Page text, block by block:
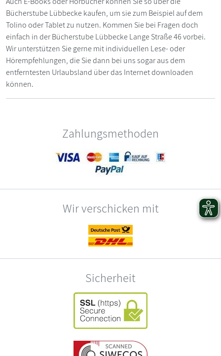
Bücherstube Lübbecke kaufen, um sie zum Beispiel auf dem
Tolino oder Tablet zu nutzen. Kommen Sie bei Fragen doch
einfach in der Bücherstube Lübbecke Lange Straße 46 vorbei.
Wir unterstützen Sie gerne mit individuellen Lese- oder
Hörempfehlungen, die Sie dann bei uns sogar aus dem
entferntesten Urlaubsland über das Internet downloaden
können.
Zahlungsmethoden
Wir verschicken mit
Sicherheit